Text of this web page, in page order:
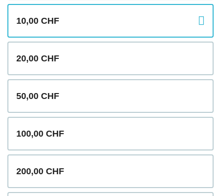
10,00 CHF
20,00 CHF
50,00 CHF
100,00 CHF
200,00 CHF